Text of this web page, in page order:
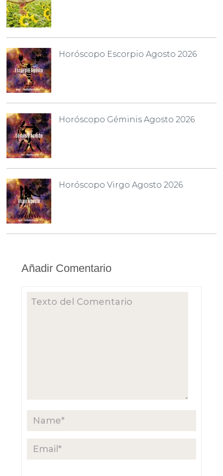
Horóscopo Escorpio Agosto 2026
Horóscopo Géminis Agosto 2026
Horóscopo Virgo Agosto 2026
Añadir Comentario